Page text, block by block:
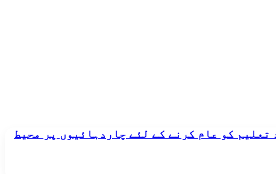
کو عام کرنے کے لئے چاردہائیوں پر محیط